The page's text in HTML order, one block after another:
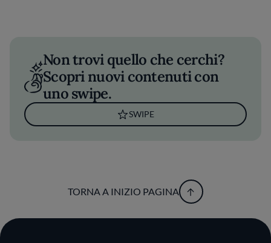
Non trovi quello che cerchi?
Scopri nuovi contenuti con
uno swipe.
SWIPE
TORNA A INIZIO PAGINA